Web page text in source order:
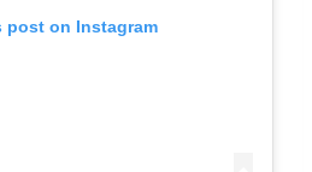
post on Instagram